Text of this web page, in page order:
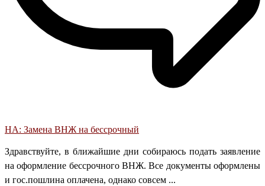
НА: Замена ВНЖ на бессрочный
Здравствуйте, в ближайшие дни собираюсь подать заявление
на оформление бессрочного ВНЖ. Все документы оформлены
и гос.пошлина оплачена, однако совсем ...